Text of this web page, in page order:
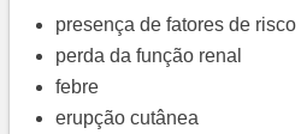
presença de fatores de risco
perda da função renal
febre
erupção cutânea